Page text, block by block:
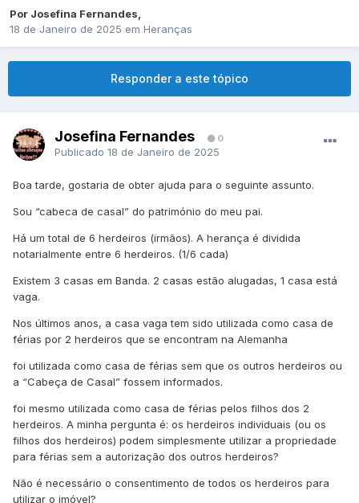
Por Josefina Fernandes,
18 de Janeiro de 2025 em Heranças
Responder a este tópico
Josefina Fernandes 0
Publicado 18 de Janeiro de 2025
Boa tarde, gostaria de obter ajuda para o seguinte assunto.
Sou “cabeca de casal” do património do meu pai.
Há um total de 6 herdeiros (irmãos). A herança é dividida
notarialmente entre 6 herdeiros. (1/6 cada)
Existem 3 casas em Banda. 2 casas estão alugadas, 1 casa está
vaga.
Nos últimos anos, a casa vaga tem sido utilizada como casa de
férias por 2 herdeiros que se encontram na Alemanha
foi utilizada como casa de férias sem que os outros herdeiros ou
a “Cabeça de Casal” fossem informados.
foi mesmo utilizada como casa de férias pelos filhos dos 2
herdeiros. A minha pergunta é: os herdeiros individuais (ou os
filhos dos herdeiros) podem simplesmente utilizar a propriedade
para férias sem a autorização dos outros herdeiros?
Não é necessário o consentimento de todos os herdeiros para
utilizar o imóvel?